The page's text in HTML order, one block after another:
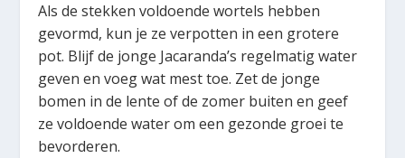
Als de stekken voldoende wortels hebben
gevormd, kun je ze verpotten in een grotere
pot. Blijf de jonge Jacaranda’s regelmatig water
geven en voeg wat mest toe. Zet de jonge
bomen in de lente of de zomer buiten en geef
ze voldoende water om een gezonde groei te
bevorderen.